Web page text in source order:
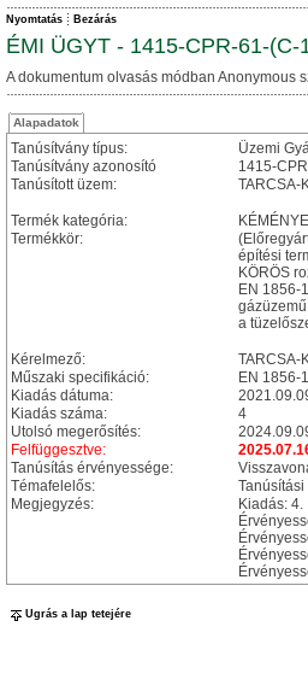
Nyomtatás Bezárás
ÉMI ÜGYT - 1415-CPR-61-(C-
A dokumentum olvasás módban Anonymous
Alapadatok
Tanúsítvány típus:
Üzemi
Tanúsítvány azonosító
1415-
Tanúsított üzem:
TARCSA-
Termék kategória:
Termékkör:
építési
KÖRÖS
EN 1856-
a
Kérelmező:
TARCSA-
Műszaki specifikáció:
EN 1856-
Kiadás dátuma:
Kiadás száma:
4
Utolsó megerősítés:
Felfüggesztve:
Tanúsítás érvényessége:
Témafelelős:
Tanúsítási
Megjegyzés:
Kiadás: 4.
Ugrás a lap tetejére